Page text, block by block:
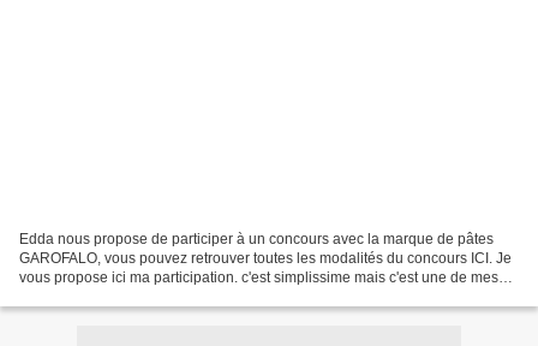
Edda nous propose de participer à un concours avec la marque de pâtes
GAROFALO, vous pouvez retrouver toutes les modalités du concours ICI. Je
vous propose ici ma participation. c'est simplissime mais c'est une de mes